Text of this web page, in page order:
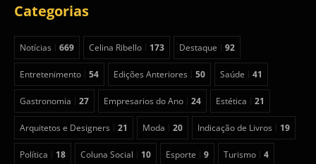
Categorias
Notícias 669 Celina Ribello 173 Destaque 92
Entretenimento 54 Edições Anteriores 50 Saúde 41
Gastronomia 27 Empresarios do Ano 24 Estética 21
Arquitetos e Designers 21 Moda 20 Indicação de Livros 19
Política 18 Coluna Social 10 Esporte 9 Turismo 4